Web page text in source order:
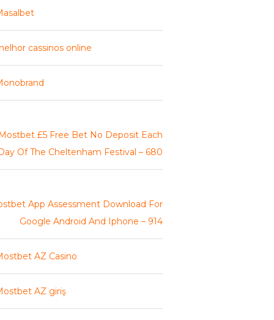
cassinos online
£5 Free Bet No Deposit Each
Of The Cheltenham Festival – 680
App Assessment Download For
Google Android And Iphone – 914
AZ Casino
AZ giriş